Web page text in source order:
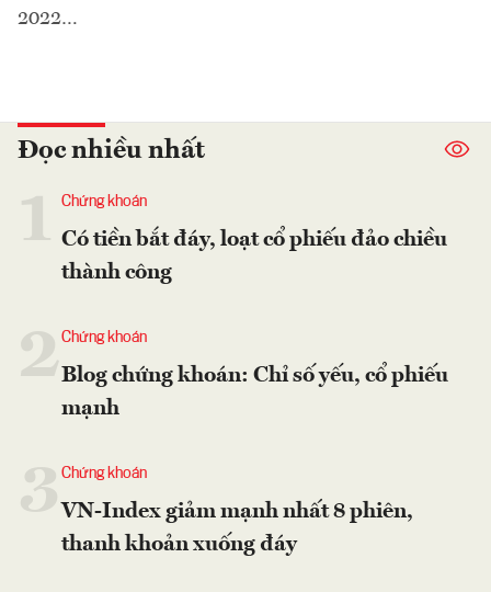
2022…
Đọc nhiều nhất
Chứng khoán
Có tiền bắt đáy, loạt cổ phiếu đảo chiều
thành công
2Chứng khoán
Blog chứng khoán: Chỉ số yếu, cổ phiếu
mạnh
Chứng khoán
VN-Index giảm mạnh nhất 8 phiên,
thanh khoản xuống đáy